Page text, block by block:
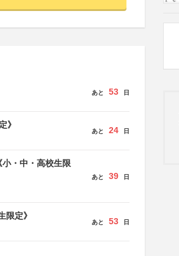
あと 53 日
》
あと 24 日
・中・高校生限
あと 39 日
限定》
あと 53 日